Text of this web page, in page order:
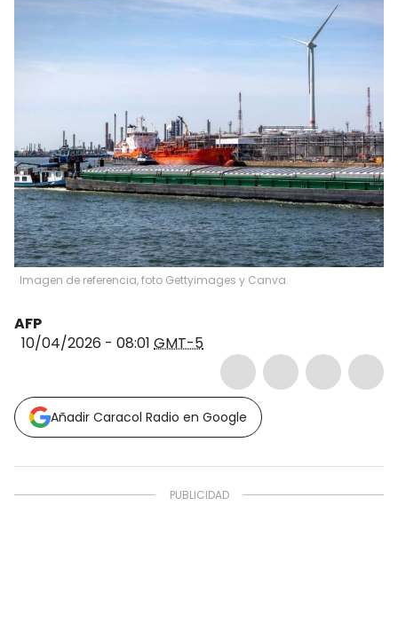
Imagen de referencia, foto Gettyimages y Canva.
AFP
10/04/2026 - 08:01 GMT-5
Añadir Caracol Radio en Google